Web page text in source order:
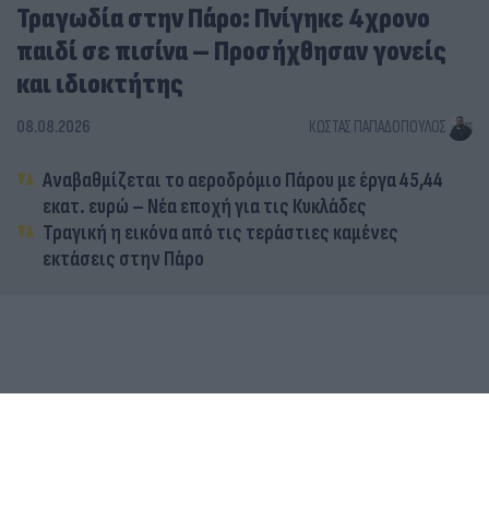
Τραγωδία στην Πάρο: Πνίγηκε 4χρονο
παιδί σε πισίνα – Προσήχθησαν γονείς
και ιδιοκτήτης
08.08.2026 ΚΏΣΤΑΣ ΠΑΠΑΔΌΠΟΥΛΟΣ
Αναβαθμίζεται το αεροδρόμιο Πάρου με έργα 45,44
εκατ. ευρώ – Νέα εποχή για τις Κυκλάδες
Τραγική η εικόνα από τις τεράστιες καμένες
εκτάσεις στην Πάρο